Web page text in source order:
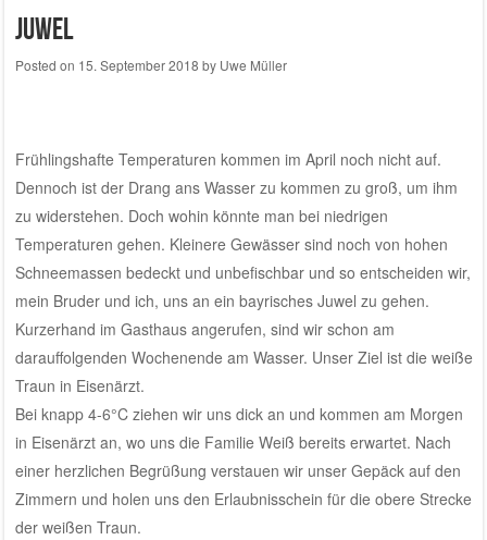
Juwel
Posted on 15. September 2018 by Uwe Müller
Frühlingshafte Temperaturen kommen im April noch nicht auf.
Dennoch ist der Drang ans Wasser zu kommen zu groß, um ihm
zu widerstehen. Doch wohin könnte man bei niedrigen
Temperaturen gehen. Kleinere Gewässer sind noch von hohen
Schneemassen bedeckt und unbefischbar und so entscheiden wir,
mein Bruder und ich, uns an ein bayrisches Juwel zu gehen.
Kurzerhand im Gasthaus angerufen, sind wir schon am
darauffolgenden Wochenende am Wasser. Unser Ziel ist die weiße
Traun in Eisenärzt.
Bei knapp 4-6°C ziehen wir uns dick an und kommen am Morgen
in Eisenärzt an, wo uns die Familie Weiß bereits erwartet. Nach
einer herzlichen Begrüßung verstauen wir unser Gepäck auf den
Zimmern und holen uns den Erlaubnisschein für die obere Strecke
der weißen Traun.